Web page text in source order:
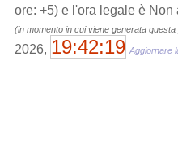
ore: +5) e l'ora legale è
(in momento in cui viene generata questa
2026, 19:42:19 Aggiornare